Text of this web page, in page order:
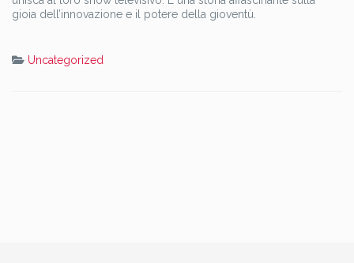
gioia dell’innovazione e il potere della gioventù.
Uncategorized